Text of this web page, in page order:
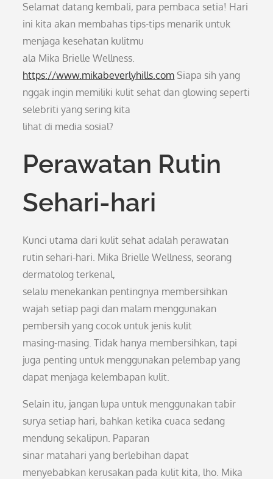
Selamat datang kembali, para pembaca setia! Hari
ini kita akan membahas tips-tips menarik untuk
menjaga kesehatan kulitmu
ala Mika Brielle Wellness.
https://www.mikabeverlyhills.com Siapa sih yang
nggak ingin memiliki kulit sehat dan glowing seperti
selebriti yang sering kita
lihat di media sosial?
Perawatan Rutin
Sehari-hari
Kunci utama dari kulit sehat adalah perawatan
rutin sehari-hari. Mika Brielle Wellness, seorang
dermatolog terkenal,
selalu menekankan pentingnya membersihkan
wajah setiap pagi dan malam menggunakan
pembersih yang cocok untuk jenis kulit
masing-masing. Tidak hanya membersihkan, tapi
juga penting untuk menggunakan pelembap yang
dapat menjaga kelembapan kulit.
Selain itu, jangan lupa untuk menggunakan tabir
surya setiap hari, bahkan ketika cuaca sedang
mendung sekalipun. Paparan
sinar matahari yang berlebihan dapat
menyebabkan kerusakan pada kulit kita, lho. Mika